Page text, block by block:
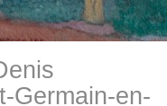
Germain-en-